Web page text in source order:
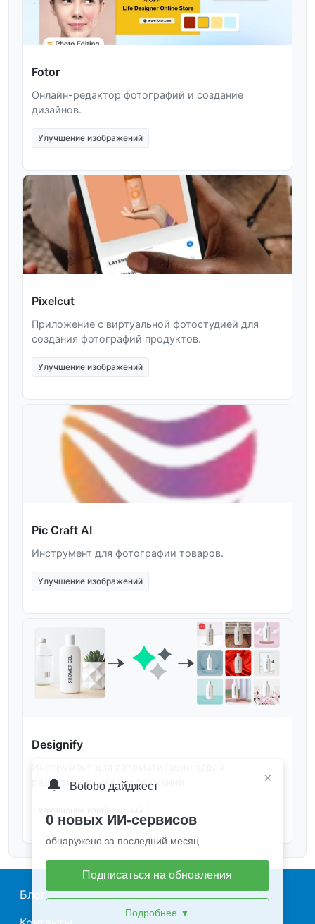
Fotor
Онлайн-редактор фотографий и создание
дизайнов.
Улучшение изображений
Pixelcut
Приложение с виртуальной фотостудией для
создания фотографий продуктов.
Улучшение изображений
Pic Craft AI
Инструмент для фотографии товаров.
Улучшение изображений
Designify
редактирования изображений.
Main navigation
Блог
×
🔔 Botobo дайджест
0 новых ИИ-сервисов
обнаружено за последний месяц
Подписаться на обновления
Подробнее ▼